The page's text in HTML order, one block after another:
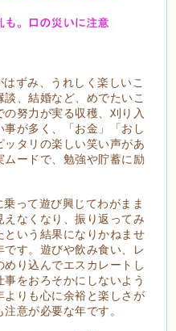
ずみ、うれしく楽しいこ
、結婚など、めでたいこ
努力が実る収穫、刈り入
が多く、「お金」「おし
タリの楽しい笑い声があ
ードで、勉強や貯蓄に励
って遊び興じてわがまま
なくなり、振り返ってみ
いう結果になりかねませ
す。遊びや飲み食い、レ
り込んでエスカレートし
をおろそかにしないよう
りも心に余裕と楽しさが
意が必要な年です。